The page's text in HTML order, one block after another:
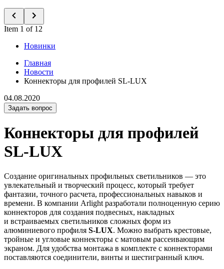
Item 1 of 12
Новинки
Главная
Новости
Коннекторы для профилей SL-LUX
04.08.2020
Задать вопрос
Коннекторы для профилей
SL-LUX
Создание оригинальных профильных светильников — это
увлекательный и творческий процесс, который требует
фантазии, точного расчета, профессиональных навыков и
времени. В компании Arlight разработали полноценную серию
коннекторов для создания подвесных, накладных
и встраиваемых светильников сложных форм из
алюминиевого профиля S-LUX. Можно выбрать крестовые,
тройные и угловые коннекторы с матовым рассеивающим
экраном. Для удобства монтажа в комплекте с коннекторами
поставляются соединители, винты и шестигранный ключ.